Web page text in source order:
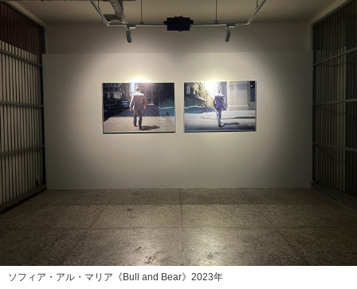
ソフィア・アル・マリア《Bull and Bear》2023年